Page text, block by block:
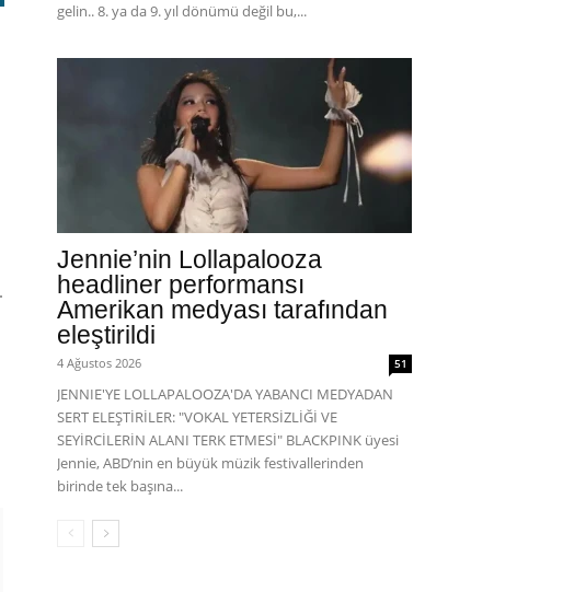
gelin.. 8. ya da 9. yıl dönümü değil bu,...
Jennie’nin Lollapalooza
headliner performansı
Amerikan medyası tarafından
eleştirildi
4 Ağustos 2026 51
JENNIE'YE LOLLAPALOOZA'DA YABANCI MEDYADAN
SERT ELEŞTİRİLER: "VOKAL YETERSİZLİĞİ VE
SEYİRCİLERİN ALANI TERK ETMESİ" BLACKPINK üyesi
Jennie, ABD’nin en büyük müzik festivallerinden
birinde tek başına...